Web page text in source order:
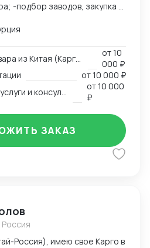
-подбор заводов, закупка и
(КАРГО и Белый ввоз)
по сей день: Европа,
СНГ
от10
000 ₽
от10 000 ₽
от10 000
₽
ЗАКАЗ
Россия
Россия), имею свое Карго в